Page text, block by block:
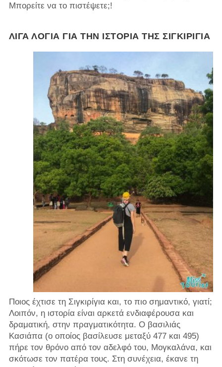
Μπορείτε να το πιστέψετε;!
ΛΊΓΑ ΛΌΓΙΑ ΓΙΑ ΤΗΝ ΙΣΤΟΡΊΑ ΤΗΣ ΣΙΓΚΙΡΊΓΙΑ
Ποιος έχτισε τη Σιγκιρίγια και, το πιο σημαντικό, γιατί;
Λοιπόν, η ιστορία είναι αρκετά ενδιαφέρουσα και
δραματική, στην πραγματικότητα. Ο βασιλιάς
Κασιάπα (ο οποίος βασίλευσε μεταξύ 477 και 495)
πήρε τον θρόνο από τον αδελφό του, Μογκαλάνα, και
σκότωσε τον πατέρα τους. Στη συνέχεια, έκανε τη